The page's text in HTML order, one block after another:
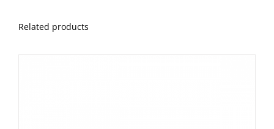
Related products